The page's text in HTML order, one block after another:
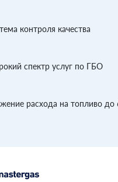
контроля качества
спектр услуг по ГБО
расхода на топливо до